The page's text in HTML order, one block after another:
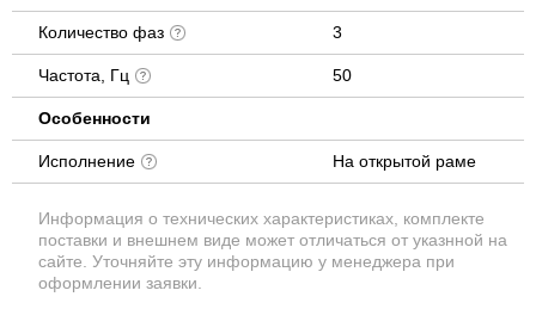
Количество фаз 3
Частота, Гц 50
Особенности
Исполнение На открытой раме
Информация о технических характеристиках, комплекте
поставки и внешнем виде может отличаться от указнной на
сайте. Уточняйте эту информацию у менеджера при
оформлении заявки.